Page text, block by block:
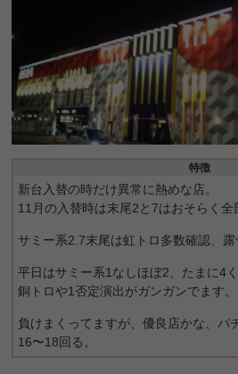
特徴
新台入替の時だけ異常に熱めな店。
11月の入替時は末尾2と7はおそらく全
サミー系2.7末尾は虹トロ多数確認、露
平日はサミー系1なしほぼ2、たまに4
銅トロや1否定演出がガンガンでます。
負けまくってますが、優良店かな、パ
16〜18回る。